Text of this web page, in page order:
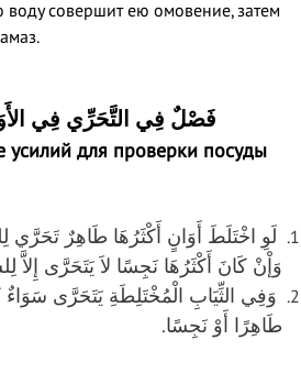
воду совершит ею омовение, затем
فَصْلٌ فِي التَّحَرِّي فِي
усилий для проверки посуды
لَوِ اخْتَلَطَ أَوَانٍ أَكْثَرُهَا طَاهِرٌ
وَإْنْ كَانَ أَكْثَرُهَا نَجِسًا لاَ يَتَحَرَّى إِلاَّ
وَفِي الثِّيَابِ الْمُخْتَلِطَةِ يَتَحَرَّى سَوَاءٌ
طَاهِرًا أَوْ نَجِسًا.